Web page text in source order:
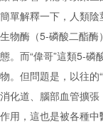
簡單解釋一下，人類
生物酶（5-磷酸二酯
態。而“偉哥”這類5-磷
物。但問題是，以往的
消化道、腦部血管擴
作用，這也是被各種